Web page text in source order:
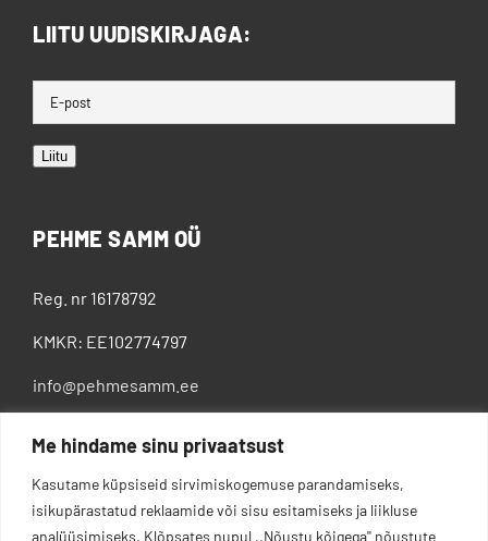
Me hindame sinu privaatsust
Kasutame küpsiseid sirvimiskogemuse parandamiseks,
isikupärastatud reklaamide või sisu esitamiseks ja liikluse
analüüsimiseks. Klõpsates nupul ,,Nõustu kõigega'' nõustute
LIITU UUDISKIRJAGA:
Liitu
PEHME SAMM OÜ
Reg. nr 16178792
KMKR: EE102774797
info@pehmesamm.ee